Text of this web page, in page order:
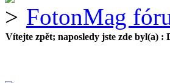
FotonMag
Vítejte zpět; naposledy jste zde byl(a) :